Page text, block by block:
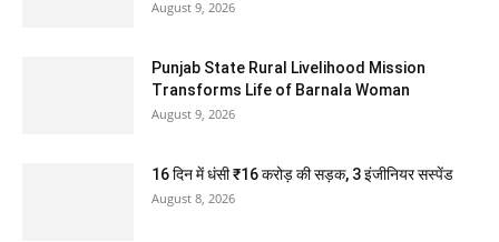
August 9, 2026
Punjab State Rural Livelihood Mission
Transforms Life of Barnala Woman
August 9, 2026
16 दिन में धंसी ₹16 करोड़ की सड़क, 3 इंजीनियर सस्पेंड
August 8, 2026